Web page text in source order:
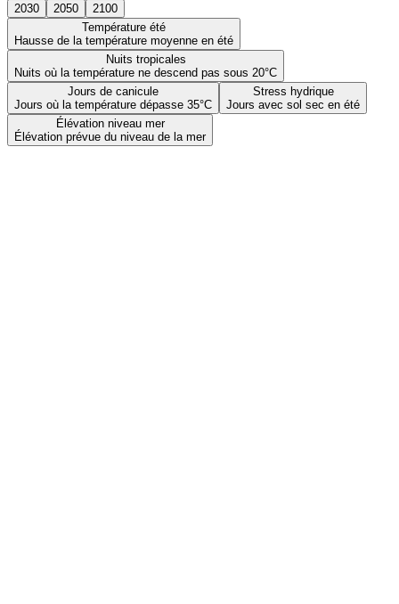
2030 2050
2100
Température été
Hausse de la température moyenne en été
Nuits tropicales
Nuits où la température ne descend pas sous 20°C
Jours de canicule
Jours où la température dépasse 35°C
Stress hydrique
Jours avec sol sec en été
Élévation niveau mer
Élévation prévue du niveau de la mer